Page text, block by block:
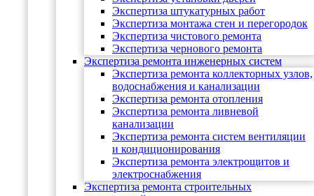
Экспертиза штукатурных работ
Экспертиза монтажа стен и перегородок
Экспертиза чистового ремонта
Экспертиза чернового ремонта
Экспертиза ремонта инженерных систем
Экспертиза ремонта коллекторных узлов,
водоснабжения и канализации
Экспертиза ремонта отопления
Экспертиза ремонта ливневой
канализации
Экспертиза ремонта систем вентиляции
и кондиционирования
Экспертиза ремонта электрощитов и
электроснабжения
Экспертиза ремонта строительных